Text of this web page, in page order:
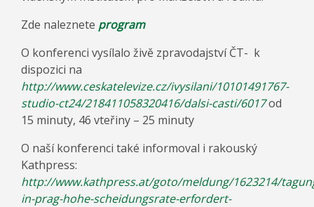
Zde naleznete program
O konferenci vysílalo živě zpravodajství ČT- k
dispozici na
http://www.ceskatelevize.cz/ivysilani/10101491767-
studio-ct24/218411058320416/dalsi-casti/6017od
15 minuty, 46 vteřiny – 25 minuty
O naší konferenci také informoval i rakouský
Kathpress:
http://www.kathpress.at/goto/meldung/1623214/
in-prag-hohe-scheidungsrate-erfordert-